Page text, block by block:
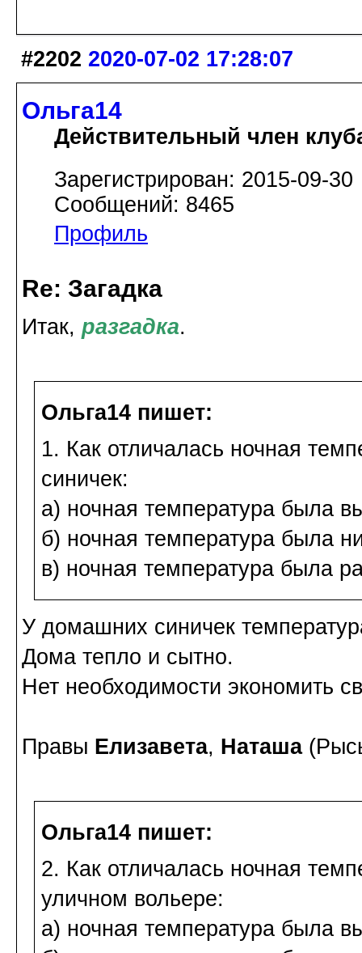
#2202 2020-07-02 17:28:07
Ольга14
Действительный член
Зарегистрирован: 2015-09-30
Сообщений: 8465
Профиль
Re: Загадка
Итак, разгадка.
Ольга14 пишет:
1. Как отличалась ночная
синичек:
а) ночная температура была
б) ночная температура была
в) ночная температура была
У домашних синичек
Дома тепло и сытно.
Нет необходимости экономить
Правы Елизавета, Наташа
Ольга14 пишет:
2. Как отличалась ночная
уличном вольере:
а) ночная температура была